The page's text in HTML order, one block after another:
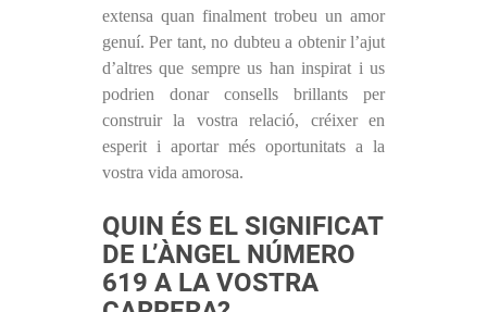
extensa quan finalment trobeu un amor
genuí. Per tant, no dubteu a obtenir l’ajut
d’altres que sempre us han inspirat i us
podrien donar consells brillants per
construir la vostra relació, créixer en
esperit i aportar més oportunitats a la
vostra vida amorosa.
QUIN ÉS EL SIGNIFICAT
DE L’ÀNGEL NÚMERO
619 A LA VOSTRA